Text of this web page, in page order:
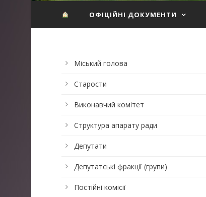
ОФІЦІЙНІ ДОКУМЕНТИ
Міський голова
Старости
Виконавчий комітет
Структура апарату ради
Депутати
Депутатські фракції (групи)
Постійні комісії